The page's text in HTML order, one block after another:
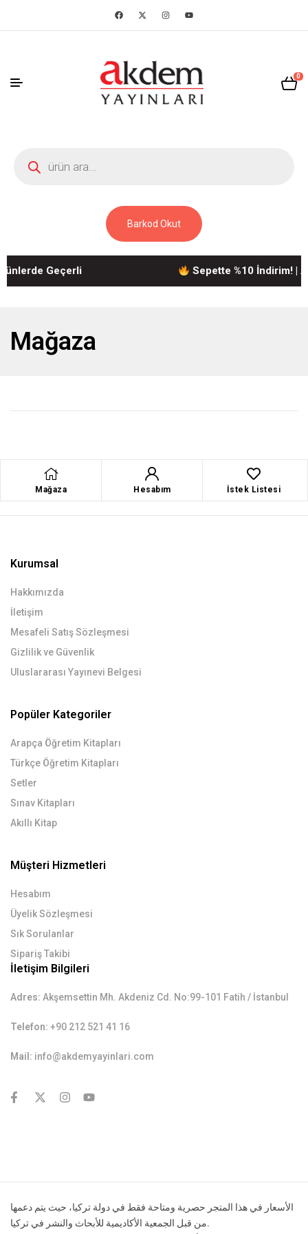
0
Barkod Okut
Geçerli Sepette %10 İndirim! |
Mağaza
Mağaza Hesabım İstek Listesi
Kurumsal
Hakkımızda
İletişim
Mesafeli Satış Sözleşmesi
Gizlilik ve Güvenlik
Uluslararası Yayınevi Belgesi
Popüler Kategoriler
Arapça Öğretim Kitapları
Türkçe Öğretim Kitapları
Setler
Sınav Kitapları
Akıllı Kitap
Müşteri Hizmetleri
Hesabım
Üyelik Sözleşmesi
Sık Sorulanlar
Sipariş Takibi
İletişim Bilgileri
Adres: Akşemsettin Mh. Akdeniz Cd. No:99-101 Fatih / İstanbul
Telefon: +90 212 521 41 16
Mail: info@akdemyayinlari.com
الأسعار في هذا المتجر حصرية ومتاحة فقط في دولة تركيا، حيث يتم دعمها
من قبل الجمعية الأكاديمية للأبحاث والنشر في تركيا.